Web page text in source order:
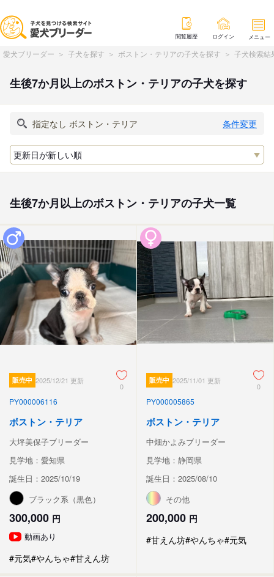
閲覧履歴 ログイン メニュー
愛犬ブリーダー 子犬を探す ボストン・テリアの子犬を探す 子犬検索結
生後7か月以上のボストン・テリアの子犬を探す
条件変更
生後7か月以上のボストン・テリアの子犬一覧
販売中 2025/12/21 更新
0
PY000006116
ボストン・テリア
大坪美保子ブリーダー
見学地：愛知県
誕生日：2025/10/19
ブラック系（黒色）
300,000 円
動画あり
#元気#やんちゃ#甘えん坊
販売中 2025/11/01 更新
0
PY000005865
ボストン・テリア
中畑かよみブリーダー
見学地：静岡県
誕生日：2025/08/10
その他
200,000 円
#甘えん坊#やんちゃ#元気